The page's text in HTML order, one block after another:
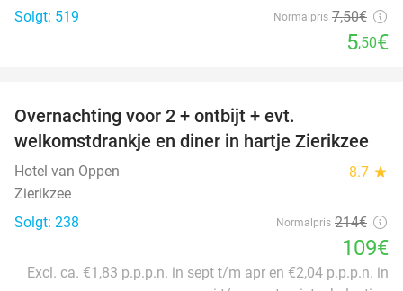
Solgt: 519
Normalpris 7,50€
5,50€
Overnachting voor 2 + ontbijt + evt.
welkomstdrankje en diner in hartje Zierikzee
Hotel van Oppen 8.7 star
Zierikzee
Solgt: 238
Normalpris 214€
109€
Excl. ca. €1,83 p.p.p.n. in sept t/m apr en €2,04 p.p.p.n. in